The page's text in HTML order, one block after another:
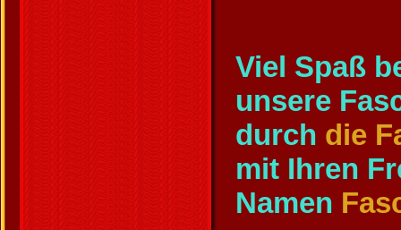
Viel Spaß
unsere
durch die
mit Ihren
Namen